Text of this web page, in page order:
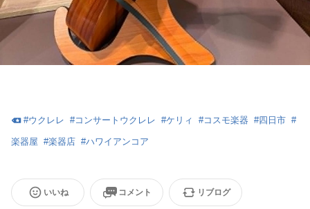
#ウクレレ #コンサートウクレレ #ケリィ #コスモ楽器 #四日市 #
楽器屋 #楽器店 #ハワイアンコア
いいね コメント リブログ